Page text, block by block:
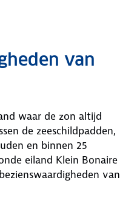
van
waar de zon altijd
de zeeschildpadden,
en binnen 25
eiland Klein Bonaire
van